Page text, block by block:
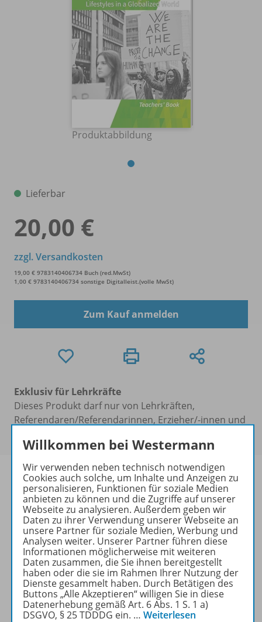
Produktabbildung
Lieferbar
20,00 €
zzgl. Versandkosten
19,00 € 9783140406734 Buch (red.MwSt)
1,00 € 9783140406734 sonstige Digitalleist.(volle MwSt)
Zum Kauf anmelden
Exklusiv für Lehrkräfte
Dieses Produkt darf nur von Lehrkräften,
Referendaren/Referendarinnen, Erzieher/-innen und
Produktinformationen
Zugehörige Produkte
Benachrichtigungs-Service
Willkommen bei Westermann
Wir verwenden neben technisch notwendigen
Cookies auch solche, um Inhalte und Anzeigen zu
personalisieren, Funktionen für soziale Medien
anbieten zu können und die Zugriffe auf unserer
Webseite zu analysieren. Außerdem geben wir
Daten zu ihrer Verwendung unserer Webseite an
unsere Partner für soziale Medien, Werbung und
Analysen weiter. Unserer Partner führen diese
Informationen möglicherweise mit weiteren
Daten zusammen, die Sie ihnen bereitgestellt
haben oder die sie im Rahmen Ihrer Nutzung der
Dienste gesammelt haben. Durch Betätigen des
Buttons „Alle Akzeptieren“ willigen Sie in diese
Datenerhebung gemäß Art. 6 Abs. 1 S. 1 a)
DSGVO, § 25 TDDDG ein. … Weiterlesen